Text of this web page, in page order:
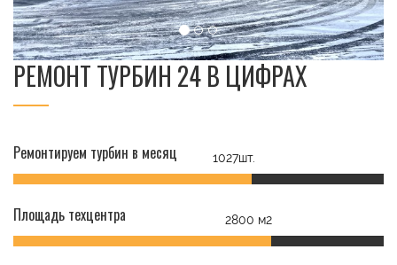
РЕМОНТ ТУРБИН 24 В ЦИФРАХ
Ремонтируем турбин в месяц 1027шт.
Площадь техцентра 2800 м2